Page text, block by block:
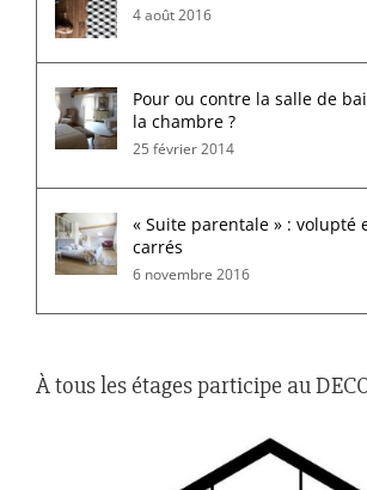
4 août 2016
Pour ou contre la salle de
la chambre ?
25 février 2014
« Suite parentale » : volupté
carrés
6 novembre 2016
À tous les étages participe au